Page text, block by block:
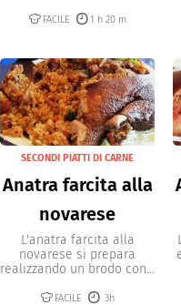
FACILE 1 h 20 m
SECONDI PIATTI DI CARNE
Anatra farcita alla
novarese
L'anatra farcita alla
novarese si prepara
realizzando un brodo con...
FACILE 3h